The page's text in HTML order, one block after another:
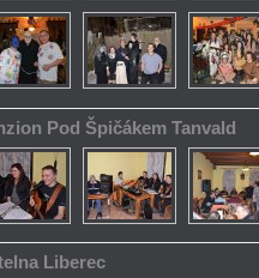
Pod Špičákem Tanvald
Liberec